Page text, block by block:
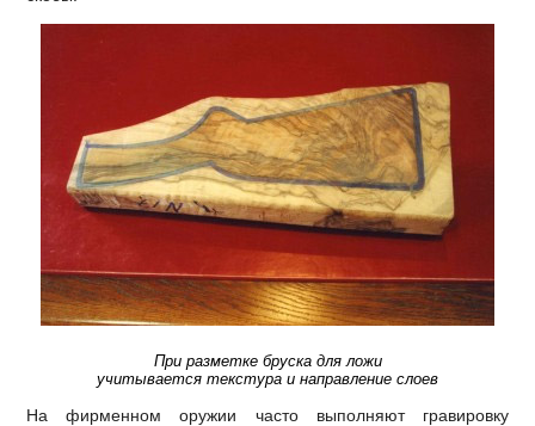
При разметке бруска для ложи
учитывается текстура и направление слоев
На фирменном оружии часто выполняют гравировку